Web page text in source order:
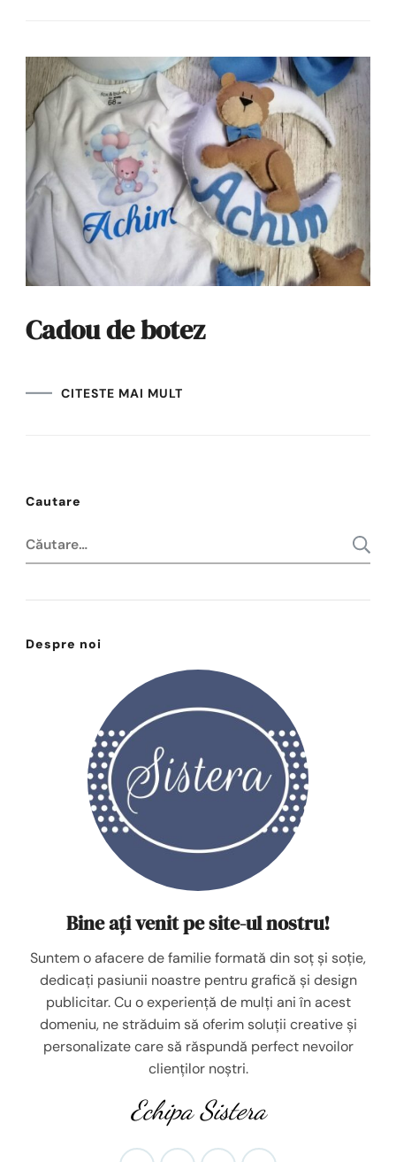
Cadou de botez
CITESTE MAI MULT
Cautare
Caută
după:
Despre noi
Bine ați venit pe site-ul nostru!
Suntem o afacere de familie formată din soț și soție,
dedicați pasiunii noastre pentru grafică și design
publicitar. Cu o experiență de mulți ani în acest
domeniu, ne străduim să oferim soluții creative și
personalizate care să răspundă perfect nevoilor
clienților noștri.
Echipa Sistera